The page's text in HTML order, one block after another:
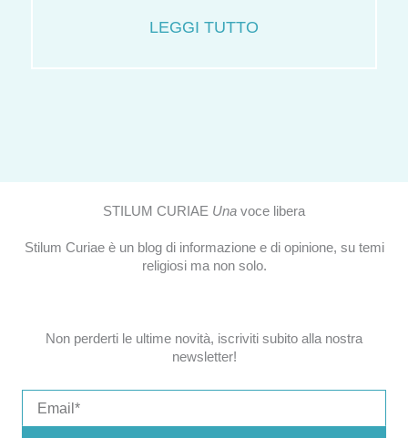
LEGGI TUTTO
STILUM CURIAE Una voce libera
Stilum Curiae è un blog di informazione e di opinione, su temi
religiosi ma non solo.
Non perderti le ultime novità, iscriviti subito alla nostra
newsletter!